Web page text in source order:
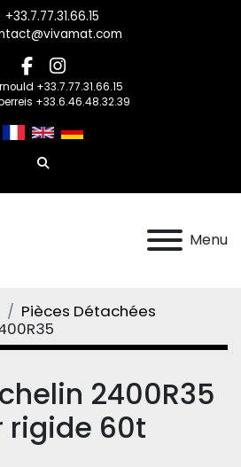
+33.7.77.31.66.15
facebook
instagram
+33.7.77.31.66.15
+33.6.46.48.32.39
Rechercher
Menu
Pièces Détachées
2400R35
rigide 60t